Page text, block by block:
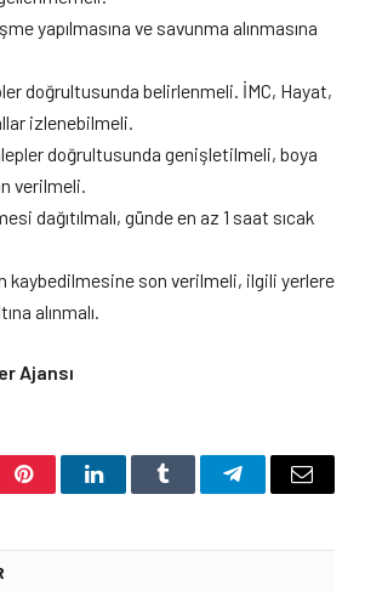
yapılmasına ve savunma alınmasına
doğrultusunda belirlenmeli. İMC, Hayat,
izlenebilmeli.
doğrultusunda genişletilmeli, boya
verilmeli.
dağıtılmalı, günde en az 1 saat sıcak
kaybedilmesine son verilmeli, ilgili yerlere
alınmalı.
Ajansı
PinterestLinkedInTumblr TelegramEmail